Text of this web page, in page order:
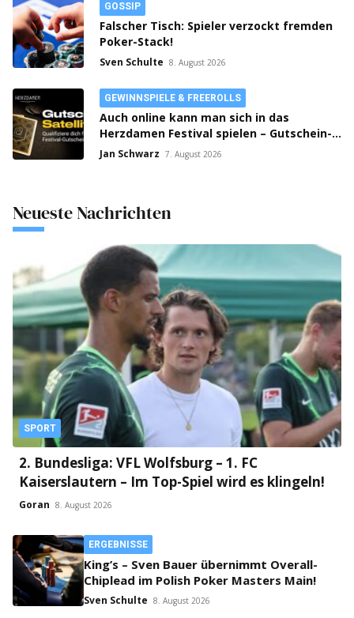
GOSSIP
Falscher Tisch: Spieler verzockt fremden
Poker-Stack!
Sven Schulte 8. August 2026
GEWINNSPIELE & FREEROLLS
Auch online kann man sich in das
Herzdamen Festival spielen – Gutschein-
Satellites laufen auf bwin Poker!
Jan Schwarz 7. August 2026
Neueste Nachrichten
SPORT
2. Bundesliga: VFL Wolfsburg – 1. FC
Kaiserslautern – Im Top-Spiel wird es klingeln!
Goran 8. August 2026
ERGEBNISSE
King’s – Sven Bauer übernimmt Overall-
Chiplead im Polish Poker Masters Main!
Sven Schulte 8. August 2026